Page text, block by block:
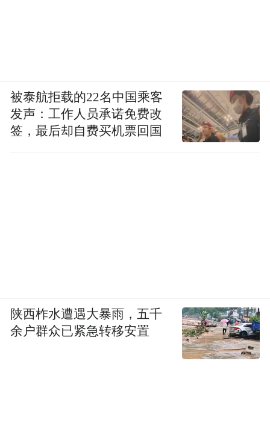
被泰航拒载的22名中国乘客
发声：工作人员承诺免费改
签，最后却自费买机票回国
陕西柞水遭遇大暴雨，五千
余户群众已紧急转移安置